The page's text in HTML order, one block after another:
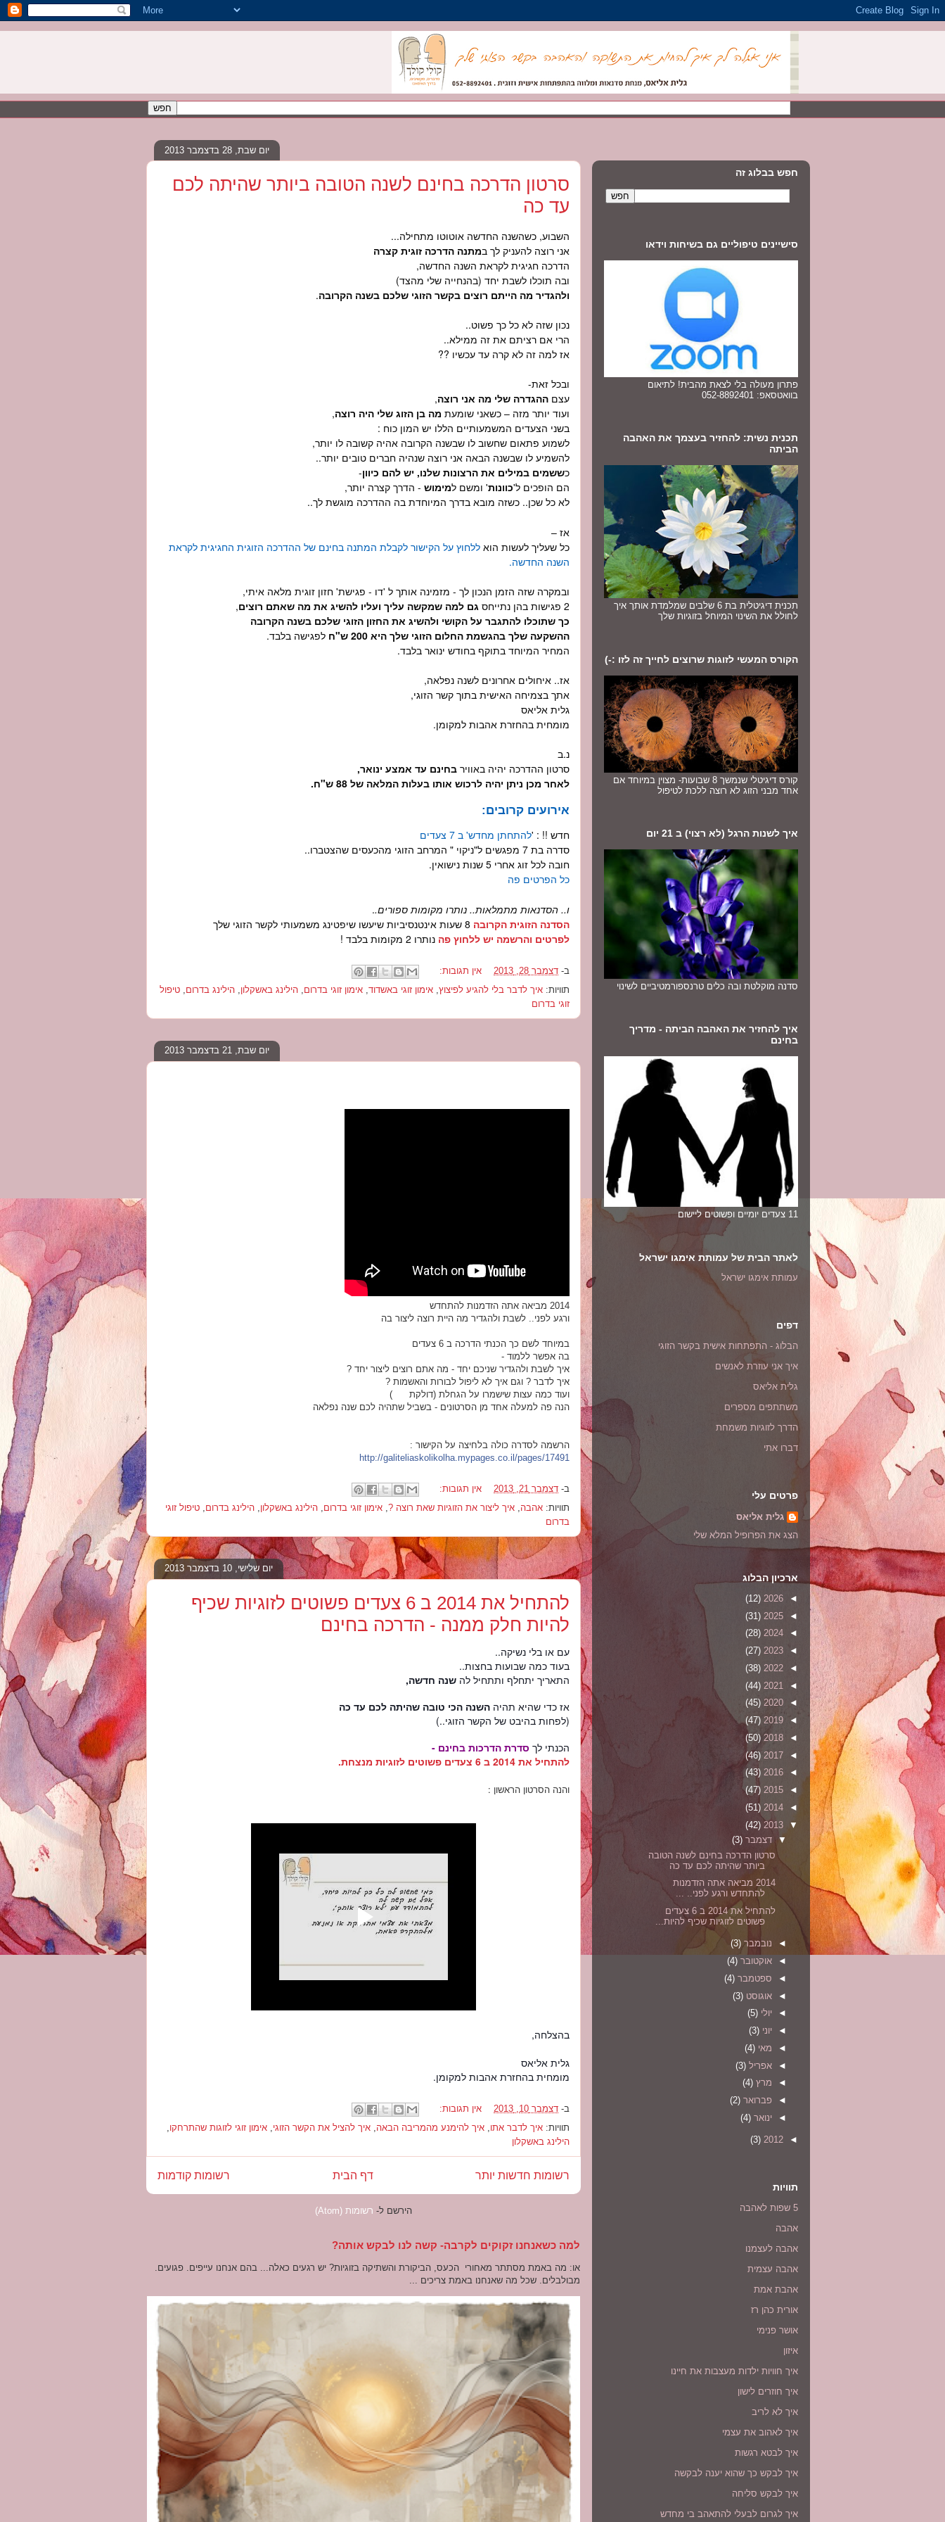
יום שבת, 28 בדצמבר 2013
סרטון הדרכה בחינם לשנה הטובה ביותר שהיתה לכם
עד כה
השבוע, כשהשנה החדשה אוטוטו מתחילה...
אני רוצה להעניק לך במתנה הדרכה זוגית קצרה
הדרכה חגיגית לקראת השנה החדשה,
ובה תוכלו לשבת יחד (בהנחייה שלי מהצד)
ולהגדיר מה הייתם רוצים בקשר הזוגי שלכם בשנה הקרובה.
נכון שזה לא כל כך פשוט..
הרי אם רציתם את זה ממילא..
אז למה זה לא קרה עד עכשיו ??
ובכל זאת-
עצם ההגדרה שלי מה אני רוצה,
ועוד יותר מזה – כשאני שומעת מה בן הזוג שלי היה רוצה,
בשני הצעדים המשמעותיים הללו יש המון כוח :
לשמוע פתאום שחשוב לו שבשנה הקרובה אהיה קשובה לו יותר,
להשמיע לו שבשנה הבאה אני רוצה שנהיה חברים טובים יותר..
כששמים במילים את הרצונות שלנו, יש להם כיוון-
הם הופכים ל'כוונות' ומשם למימוש - הדרך קצרה יותר,
לא כל שכן.. כשזה מובא בדרך המיוחדת בה ההדרכה מוגשת לך..
אז –
כל שעליך לעשות הוא ללחוץ על הקישור לקבלת המתנה בחינם של ההדרכה הזוגית החגיגית לקראת
השנה החדשה.
ובמקרה שזה הזמן הנכון לך - מזמינה אותך ל 'דו - פגישת' חזון זוגית מלאה איתי,
2 פגישות בהן נתייחס
גם למה שמקשה עליך ועליו להשיג את מה שאתם רוצים,
כך שתוכלו להתגבר על הקושי ולהשיג את החזון הזוגי שלכם בשנה הקרובה
ההשקעה שלך בהגשמת החלום הזוגי שלך היא 200 ש"ח
לפגישה בלבד.
המחיר המיוחד בתוקף בחודש ינואר בלבד.
אז.. איחולים אחרונים לשנה נפלאה,
אתך בצמיחה האישית בתוך קשר הזוגי,
גלית אליאס
מומחית בהחזרת אהבות למקומן.
נ.ב
סרטון ההדרכה יהיה באוויר בחינם עד אמצע ינואר,
לאחר מכן ניתן יהיה לרכוש אותו בעלות המלאה של 88 ש"ח.
אירועים קרובים:
חדש !! : 'להתחתן מחדש' ב 7 צעדים
סדרה בת 7 מפגשים ל"ניקוי " המרחב הזוגי מהכעסים שהצטברו..
חובה לכל זוג אחרי 5 שנות נישואין.
כל הפרטים פה
ו.. הסדנאות מתמלאות.. נותרו מקומות ספורים..
הסדנה הזוגית הקרובה 8 שעות אינטנסיביות שיעשו שיפטינג משמעותי לקשר הזוגי שלך
לפרטים והרשמה יש ללחוץ פה נותרו 2 מקומות בלבד !
ב- דצמבר 28, 2013
אין תגובות:
תוויות: איך לדבר בלי להגיע לפיצוץ אימון זוגי באשדוד אימון זוגי בדרום הילינג באשקלון הילינג בדרום טיפול
זוגי בדרום
יום שבת, 21 בדצמבר 2013
2014 מביאה אתה הזדמנות להתחדש
ורגע לפני.. לשבת ולהגדיר מה היית רוצה ליצור בה
במיוחד לשם כך הכנתי הדרכה ב 6 צעדים
בה אפשר ללמוד -
איך לשבת ולהגדיר שניכם יחד - מה אתם רוצים ליצור יחד ?
איך לדבר ? וגם איך לא ליפול לבורות והאשמות ?
ועוד כמה עצות שישמרו על הגחלת (דולקת
)
הנה פה למעלה אחד מן הסרטונים - בשביל שתהיה לכם שנה נפלאה
הרשמה לסדרה כולה בלחיצה על הקישור :
http://galiteliaskolikolha.mypages.co.il/pages/17491
ב- דצמבר 21, 2013
אין תגובות:
תוויות: אהבה איך ליצור את הזוגיות שאת רוצה ? אימון זוגי בדרום הילינג באשקלון הילינג בדרום טיפול זוגי
בדרום
יום שלישי, 10 בדצמבר 2013
להתחיל את 2014 ב 6 צעדים פשוטים לזוגיות שכיף
להיות חלק ממנה - הדרכה בחינם
עם או בלי נשיקה..
בעוד כמה שבועות בחצות..
התאריך יתחלף ותתחיל לה שנה חדשה,
אז כדי שהיא תהיה השנה הכי טובה שהיתה לכם עד כה
(לפחות בהיבט של הקשר הזוגי..)
הכנתי לך סדרת הדרכות בחינם -
להתחיל את 2014 ב 6 צעדים פשוטים לזוגיות מנצחת.
והנה הסרטון הראשון :
בהצלחה,
גלית אליאס
מומחית בהחזרת אהבות למקומן.
ב- דצמבר 10, 2013
אין תגובות:
תוויות: איך לדבר אתו איך להימנע מהמריבה הבאה איך להציל את הקשר הזוגי אימון זוגי לזוגות שהתרחקו
הילינג באשקלון
רשומות חדשות יותר רשומות קודמות דף הבית
הירשם ל- רשומות (Atom)
למה כשאנחנו זקוקים לקרבה- קשה לנו לבקש אותה?
או: מה באמת מסתתר מאחורי הכעס, הביקורת והשתיקה בזוגיות? יש רגעים כאלה... בהם אנחנו עייפים. פגועים.
מבולבלים. שכל מה שאנחנו באמת צריכים ...
חפש בבלוג זה
סישיינים טיפוליים גם בשיחות וידאו
פתרון מעולה בלי לצאת מהבית! לתיאום
בוואטסאפ: 052-8892401
תכנית נשית: להחזיר בעצמך את האהבה
הביתה
תכנית דיגיטלית בת 6 שלבים שמלמדת אותך איך
לחולל את השינוי המיוחל בזוגיות שלך
הקורס המעשי לזוגות שרוצים לחייך זה לזו :-)
קורס דיגיטלי שנמשך 8 שבועות- מצוין במיוחד אם
אחד מבני הזוג לא רוצה ללכת לטיפול
איך לשנות הרגל (לא רצוי) ב 21 יום
סדנה מוקלטת ובה כלים טרנספורמטיביים לשינוי
איך להחזיר את האהבה הביתה - מדריך
בחינם
11 צעדים יומיים ופשוטים ליישום
לאתר הבית של עמותת אימגו ישראל
עמותת אימגו ישראל
דפים
הבלוג - התפתחות אישית בקשר הזוגי
איך אני עוזרת לאנשים
גלית אליאס
משתתפים מספרים
הדרך לזוגיות משמחת
דברו אתי
פרטים עלי
גלית אליאס
הצג את הפרופיל המלא שלי
ארכיון הבלוג
◄
2026
(12)
◄
2025
(31)
◄
2024
(28)
◄
2023
(27)
◄
2022
(38)
◄
2021
(44)
◄
2020
(45)
◄
2019
(47)
◄
2018
(50)
◄
2017
(46)
◄
2016
(43)
◄
2015
(47)
◄
2014
(51)
▼
2013
(42)
▼ דצמבר (3)
סרטון הדרכה בחינם לשנה הטובה
ביותר שהיתה לכם עד כה
2014 מביאה אתה הזדמנות
להתחדש ורגע לפני.. ...
להתחיל את 2014 ב 6 צעדים
פשוטים לזוגיות שכיף להיות...
◄ נובמבר (3)
◄ אוקטובר (4)
◄ ספטמבר (4)
◄ אוגוסט (3)
◄ יולי (5)
◄ יוני (3)
◄ מאי (4)
◄ אפריל (3)
◄ מרץ (4)
◄ פברואר (2)
◄ ינואר (4)
◄
2012
(3)
תוויות
5 שפות לאהבה
אהבה
אהבה לעצמנו
אהבה עצמית
אהבת אמת
אורית כהן רז
אושר פנימי
איזון
איך חוויות ילדות מעצבות את חיינו
איך חוזרים לישון
איך לא לריב
איך לאהוב את עצמי
איך לבטא רגשות
איך לבקש כך שהוא יענה לבקשה
איך לבקש סליחה
איך לגרום לבעלי להתאהב בי מחדש